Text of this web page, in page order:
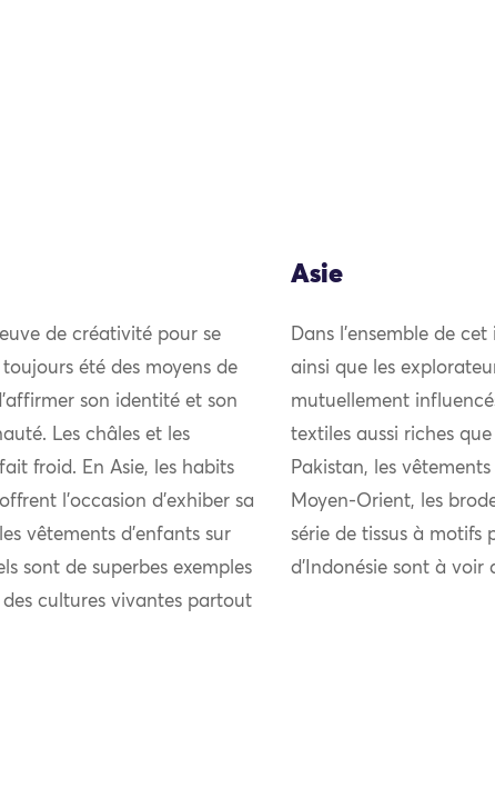
de créativité pour se
été des moyens de
son identité et son
Les châles et les
froid. En Asie, les habits
l’occasion d’exhiber sa
vêtements d’enfants sur
sont de superbes exemples
cultures vivantes partout
Asie
Dans l’ensemble de
ainsi que les
mutuellement
textiles aussi riches
Pakistan, les
Moyen-Orient, les
série de tissus à motifs
d’Indonésie sont à voir